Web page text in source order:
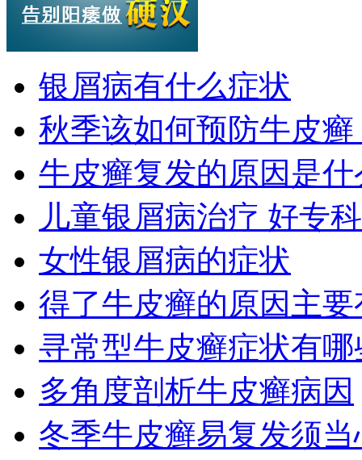
银屑病有什么症状
秋季该如何预防牛皮癣
牛皮癣复发的原因是什
儿童银屑病治疗 好专
女性银屑病的症状
得了牛皮癣的原因主要
寻常型牛皮癣症状有哪
多角度剖析牛皮癣病因
冬季牛皮癣易复发须当